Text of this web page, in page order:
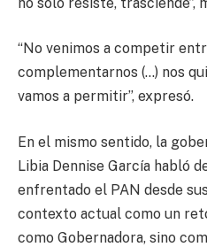
“No venimos a competir
complementarnos (…) nos
vamos a permitir”, expresó.
En el mismo sentido, la
Libia Dennise García habló
enfrentado el PAN desde
contexto actual como un
como Gobernadora, sino